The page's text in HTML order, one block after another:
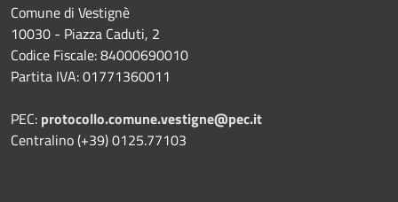
Comune di Vestignè
10030 - Piazza Caduti, 2
Codice Fiscale: 84000690010
Partita IVA: 01771360011
PEC: protocollo.comune.vestigne@pec.it
Centralino (+39) 0125.77103